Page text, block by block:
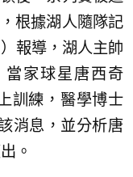
根據湖人隨隊記
報導，湖人主帥
當家球星唐西奇
訓練，醫學博士
消息，並分析唐
。